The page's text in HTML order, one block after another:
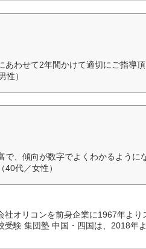
あわせて2年間かけて適切にご指導
性）
で、傾向が数字でよくわかるように
代／女性）
社オリコンを前身企業に1967年より
受験 集団塾 中国・四国は、2018年